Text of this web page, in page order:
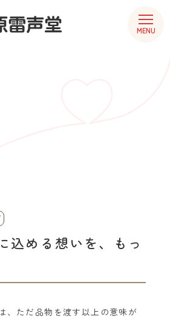
MENU
込める想いを、もっ
、ただ品物を渡す以上の意味が